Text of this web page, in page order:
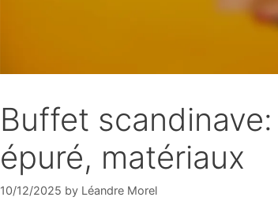
Buffet
épuré, matériaux
10/12/2025 by Léandre Morel